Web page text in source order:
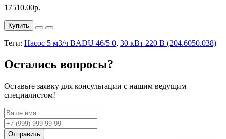
17510.00р.
Купить
Теги: Насос 5 м3/ч BADU 46/5 0, 30 кВт 220 В (204.6050.038)
Остались вопросы?
Оставьте заявку для консультации с нашим ведущим
специалистом!
Отправить